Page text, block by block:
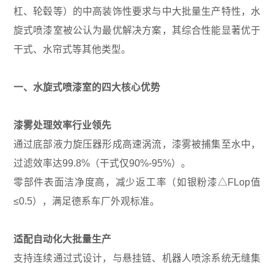
杠、轮毂等）的中高装饰性要求与中大批量生产特性，水
旋式喷漆室被公认为最优解决方案，其综合性能显著优于
干式、水帘式等其他类型。
一、水旋式喷漆室的四大核心优势
漆雾处理效率行业领先
通过底部液力旋压器形成高速涡流，漆雾被捕集至水中，
过滤效率达99.8%（干式仅90%-95%）。
零部件表面洁净度高，减少返工率（如银粉漆△FLop值
≤0.5），满足德系车厂外观标准。
适配自动化大批量生产
支持连续通过式设计，与悬挂链、机器人喷涂系统无缝集